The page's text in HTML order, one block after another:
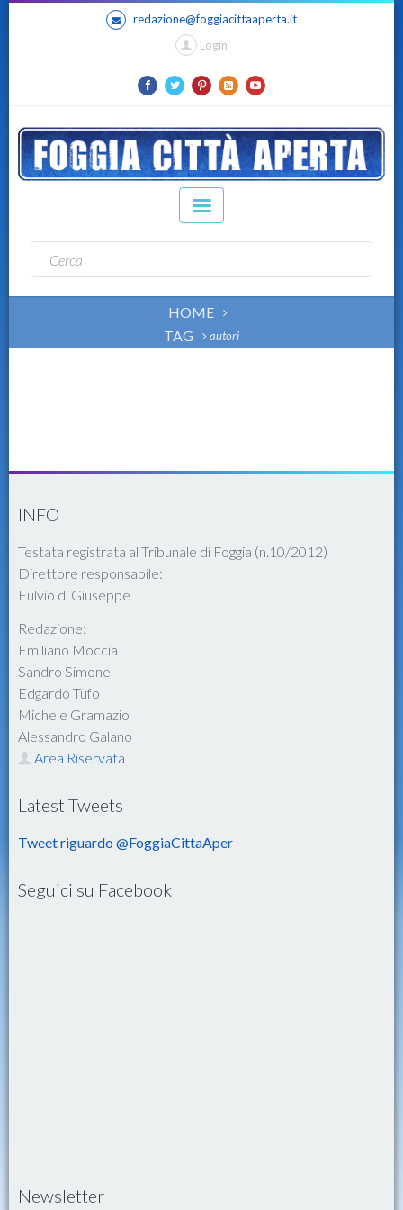
redazione@foggiacittaaperta.it
Login
HOME
TAG
autori
INFO
Testata registrata al Tribunale di Foggia (n.10/2012)
Direttore responsabile:
Fulvio di Giuseppe
Redazione:
Emiliano Moccia
Sandro Simone
Edgardo Tufo
Michele Gramazio
Alessandro Galano
Area Riservata
Latest Tweets
Tweet riguardo @FoggiaCittaAper
Seguici su Facebook
Newsletter